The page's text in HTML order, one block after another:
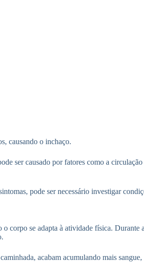
causando o inchaço.
ser causado por fatores como a
pode ser necessário investigar
corpo se adapta à atividade física.
acabam acumulando mais